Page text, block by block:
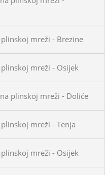
mreži - Brezine
mreži - Osijek
plinskoj mreži - Doliće
mreži - Tenja
mreži - Osijek